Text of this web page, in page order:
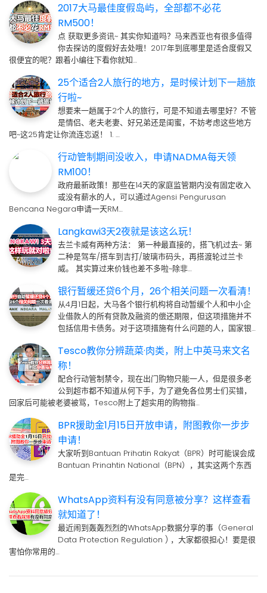
2017大马最佳度假岛屿，全部都不必花
RM500！
点 获取更多资讯~ 其实你知道吗？马来西亚也有很多值得
你去探访的度假好去处哦！2017年到底哪里是适合度假又
很便宜的呢？跟着小编往下看你就知…
25个适合2人旅行的地方，是时候计划下一趟旅
行啦~
想要来一趟属于2个人的旅行，可是不知道去哪里好？不管
是情侣、老夫老妻、好兄弟还是闺蜜，不妨考虑这些地方
吧~这25肯定让你流连忘返！ 1. …
行动管制期间没收入，申请NADMA每天领
RM100！
政府最新政策！那些在14天的家庭监管期内没有固定收入
或没有薪水的人，可以通过Agensi Pengurusan
Bencana Negara申请一天RM…
Langkawi3天2夜就是该这么玩！
去兰卡威有两种方法： 第一种最直接的，搭飞机过去~ 第
二种是驾车/搭车到吉打/玻璃市码头，再搭渡轮过兰卡
威。 其实算过来价钱也差不多啦~除非…
银行暂缓还贷6个月，26个相关问题一次看清！
从4月1日起，大马各个银行机构将自动暂缓个人和中小企
业借款人的所有贷款及融资的偿还期限，但这项措施并不
包括信用卡债务。对于这项措施有什么问题的人，国家银…
Tesco教你分辨蔬菜·肉类，附上中英马来文名
称！
配合行动管制禁令，现在出门购物只能一人，但是很多老
公到超市都不知道从何下手，为了避免各位男士们买错，
回家后可能被老婆被骂，Tesco附上了超实用的购物指…
BPR援助金1月15日开放申请，附图教你一步步
申请！
大家听到Bantuan Prihatin Rakyat（BPR）时可能误会成
Bantuan Prinahtin National（BPN），其实这两个东西
是完…
WhatsApp资料有没有同意被分享？这样查看
就知道了！
最近闹到轰轰烈烈的WhatsApp数据分享的事（General
Data Protection Regulation ) ，大家都很担心！要是很
害怕你常用的…